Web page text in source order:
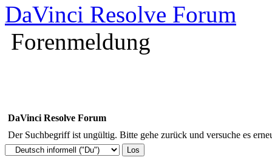
DaVinci Resolve Forum
Forenmeldung
DaVinci Resolve Forum
Der Suchbegriff ist ungültig. Bitte gehe zurück und versuche es